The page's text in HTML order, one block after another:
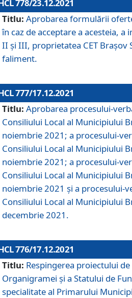
778/23.12.2021
Titlu: Aprobarea formulării
în caz de acceptare a acesteia,
II și III, proprietatea CET Brașov
faliment.
777/17.12.2021
Titlu: Aprobarea procesului-
Consiliului Local al Municipiului
noiembrie 2021; a procesului-
Consiliului Local al Municipiului
noiembrie 2021; a procesului-
Consiliului Local al Municipiului
noiembrie 2021 și a procesului-
Consiliului Local al Municipiului
decembrie 2021.
776/17.12.2021
Titlu: Respingerea proiectului
Organigramei şi a Statului de
specialitate al Primarului